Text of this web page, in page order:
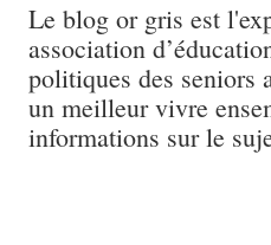
Le blog or gris est
association
politiques des seniors
un meilleur vivre
informations sur le